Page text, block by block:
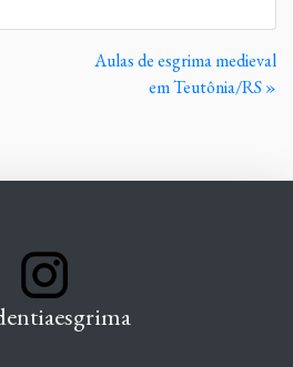
Aulas de esgrima medieval
em Teutônia/RS »